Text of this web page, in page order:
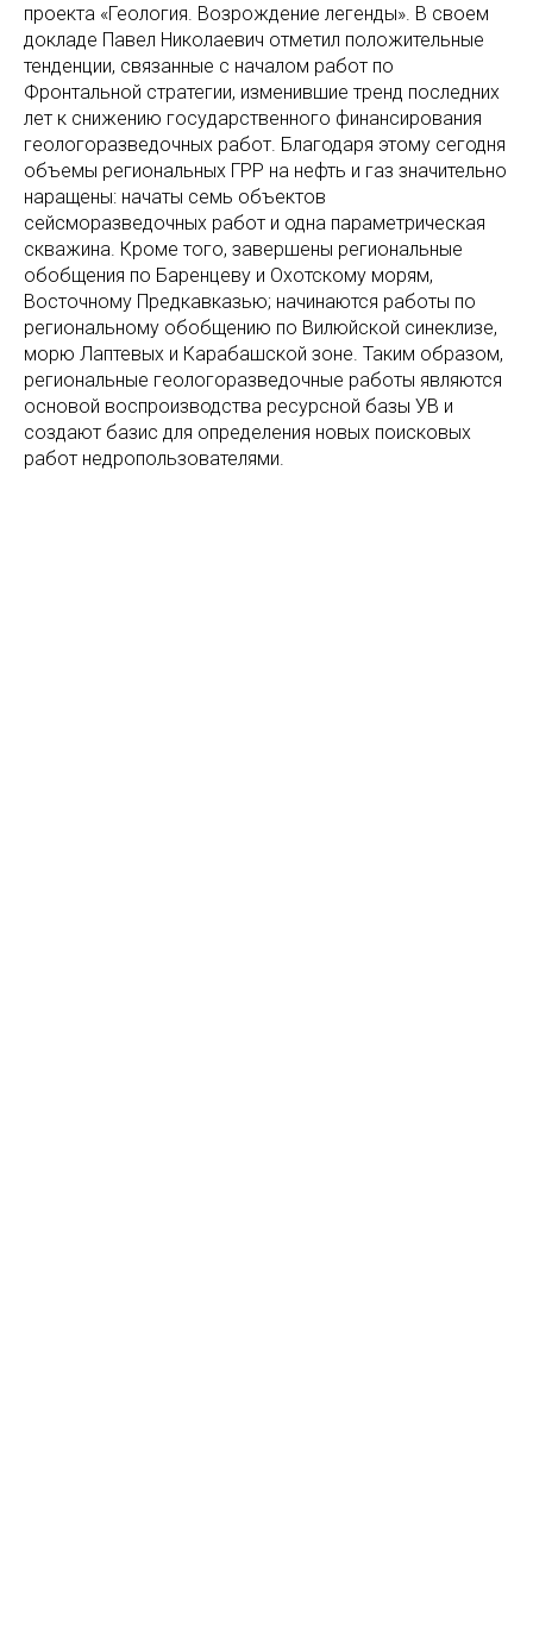
проекта «Геология. Возрождение легенды». В своем
докладе Павел Николаевич отметил положительные
тенденции, связанные с началом работ по
Фронтальной стратегии, изменившие тренд последних
лет к снижению государственного финансирования
геологоразведочных работ. Благодаря этому сегодня
объемы региональных ГРР на нефть и газ значительно
наращены: начаты семь объектов
сейсморазведочных работ и одна параметрическая
скважина. Кроме того, завершены региональные
обобщения по Баренцеву и Охотскому морям,
Восточному Предкавказью; начинаются работы по
региональному обобщению по Вилюйской синеклизе,
морю Лаптевых и Карабашской зоне. Таким образом,
региональные геологоразведочные работы являются
основой воспроизводства ресурсной базы УВ и
создают базис для определения новых поисковых
работ недропользователями.